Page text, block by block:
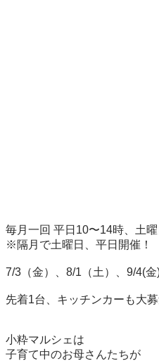
毎月一回 平日10〜14時、土
※隔月で土曜日、平日開催！
7/3（金）、8/1（土）、9/4(金
先着1台、キッチンカーも大募
小粋マルシェは
子育て中のお母さんたちが